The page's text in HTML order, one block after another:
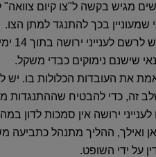
מגיש בקשה ל"צו קיום
בכך להתנגד למתן הצו.
הוא
שישנם נימוקים כבדי משקל.
את העובדות הכלולות בו. יש
זה, כדי להבטיח שההתנגדות
ירושה אין סמכות לדון
ההליך מתנהל כתביעה
על ידי השופט.